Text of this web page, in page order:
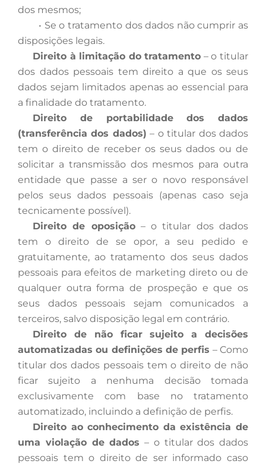
dos mesmos;
• Se o tratamento dos dados não cumprir as
disposições legais.
Direito à limitação do tratamento – o titular
dos dados pessoais tem direito a que os seus
dados sejam limitados apenas ao essencial para
a finalidade do tratamento.
Direito de portabilidade dos dados
(transferência dos dados) – o titular dos dados
tem o direito de receber os seus dados ou de
solicitar a transmissão dos mesmos para outra
entidade que passe a ser o novo responsável
pelos seus dados pessoais (apenas caso seja
tecnicamente possível).
Direito de oposição– o titular dos dados
tem o direito de se opor, a seu pedido e
gratuitamente, ao tratamento dos seus dados
pessoais para efeitos de marketing direto ou de
qualquer outra forma de prospeção e que os
seus dados pessoais sejam comunicados a
terceiros, salvo disposição legal em contrário.
Direito de não ficar sujeito a decisões
automatizadas ou definições de perfis – Como
titular dos dados pessoais tem o direito de não
ficar sujeito a nenhuma decisão tomada
exclusivamente com base no tratamento
automatizado, incluindo a definição de perfis.
Direito ao conhecimento da existência de
uma violação de dados – o titular dos dados
pessoais tem o direito de ser informado caso